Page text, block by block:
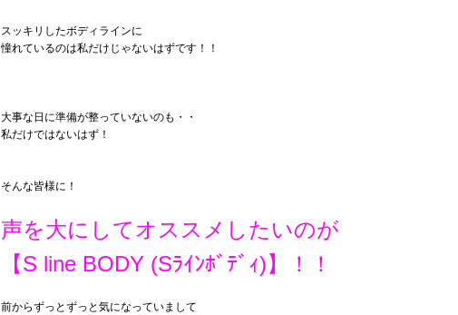
スッキリしたボディラインに
憧れているのは私だけじゃないはずです！！
大事な日に準備が整っていないのも・・
私だけではないはず！
そんな皆様に！
声を大にしてオススメしたいのが
【S line BODY (Sﾗｲﾝﾎﾞﾃﾞｨ)】！！
前からずっとずっと気になっていまして